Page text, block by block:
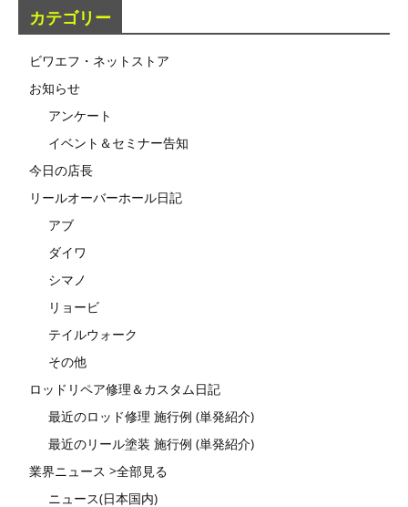
カテゴリー
ビワエフ・ネットストア
お知らせ
アンケート
イベント＆セミナー告知
今日の店長
リールオーバーホール日記
アブ
ダイワ
シマノ
リョービ
テイルウォーク
その他
ロッドリペア修理＆カスタム日記
最近のロッド修理 施行例 (単発紹介)
最近のリール塗装 施行例 (単発紹介)
業界ニュース >全部見る
ニュース(日本国内)